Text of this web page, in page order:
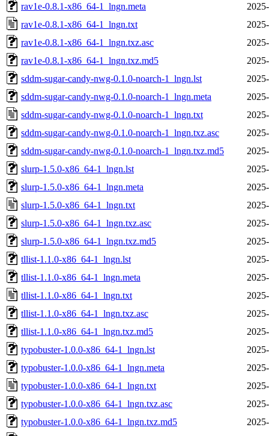
rav1e-0.8.1-x86_64-1_lngn.meta
rav1e-0.8.1-x86_64-1_lngn.txt
rav1e-0.8.1-x86_64-1_lngn.txz.asc
rav1e-0.8.1-x86_64-1_lngn.txz.md5
sddm-sugar-candy-nwg-0.1.0-noarch-1_lngn.lst
sddm-sugar-candy-nwg-0.1.0-noarch-1_lngn.meta
sddm-sugar-candy-nwg-0.1.0-noarch-1_lngn.txt
sddm-sugar-candy-nwg-0.1.0-noarch-1_lngn.txz.asc
sddm-sugar-candy-nwg-0.1.0-noarch-1_lngn.txz.md5
slurp-1.5.0-x86_64-1_lngn.lst
slurp-1.5.0-x86_64-1_lngn.meta
slurp-1.5.0-x86_64-1_lngn.txt
slurp-1.5.0-x86_64-1_lngn.txz.asc
slurp-1.5.0-x86_64-1_lngn.txz.md5
tllist-1.1.0-x86_64-1_lngn.lst
tllist-1.1.0-x86_64-1_lngn.meta
tllist-1.1.0-x86_64-1_lngn.txt
tllist-1.1.0-x86_64-1_lngn.txz.asc
tllist-1.1.0-x86_64-1_lngn.txz.md5
typobuster-1.0.0-x86_64-1_lngn.lst
typobuster-1.0.0-x86_64-1_lngn.meta
typobuster-1.0.0-x86_64-1_lngn.txt
typobuster-1.0.0-x86_64-1_lngn.txz.asc
typobuster-1.0.0-x86_64-1_lngn.txz.md5